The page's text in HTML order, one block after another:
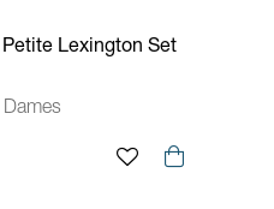
Lexington Set